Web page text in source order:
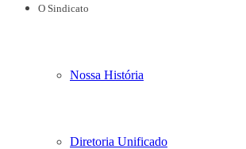
O Sindicato
Nossa História
Diretoria Unificado